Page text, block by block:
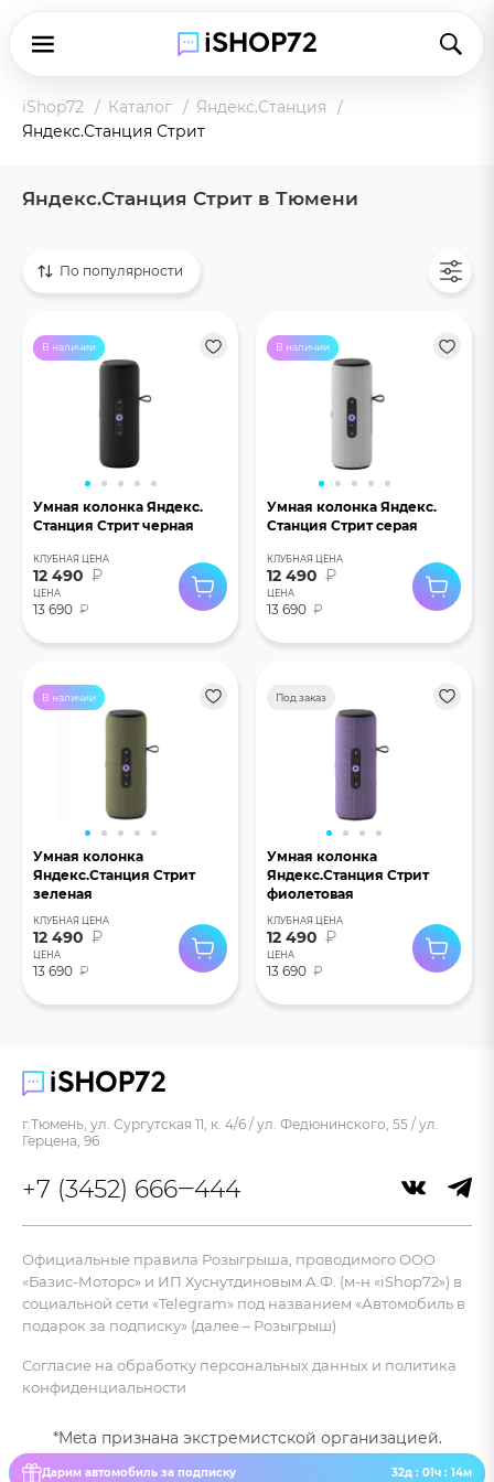
iShop72 Каталог
Яндекс.Станция
Яндекс.Станция Стрит
Яндекс.Станция Стрит в Тюмени
По популярности
В наличии
Умная колонка Яндекс.
Станция Стрит черная
КЛУБНАЯ ЦЕНА
12 490 ₽
ЦЕНА
13 690 ₽
В наличии
Умная колонка Яндекс.
Станция Стрит серая
КЛУБНАЯ ЦЕНА
12 490 ₽
ЦЕНА
13 690 ₽
В наличии
Умная колонка
Яндекс.Станция Стрит
зеленая
КЛУБНАЯ ЦЕНА
12 490 ₽
ЦЕНА
13 690 ₽
Под заказ
Умная колонка
Яндекс.Станция Стрит
фиолетовая
КЛУБНАЯ ЦЕНА
12 490 ₽
ЦЕНА
13 690 ₽
+7 (3452) 666‒444
г.Тюмень, ул. Сургутская 11, к. 4/6 / ул. Федюнинского, 55 / ул.
Герцена, 96
Согласие на обработку персональных данных и политика
конфиденциальности
Официальные правила Розыгрыша, проводимого ООО
«Базис-Моторс» и ИП Хуснутдиновым А.Ф. (м-н «iShop72») в
социальной сети «Telegram» под названием «Автомобиль в
подарок за подписку» (далее – Розыгрыш)
*Meta признана экстремистской организацией.
Дарим автомобиль за подписку 32д : 01ч : 14м